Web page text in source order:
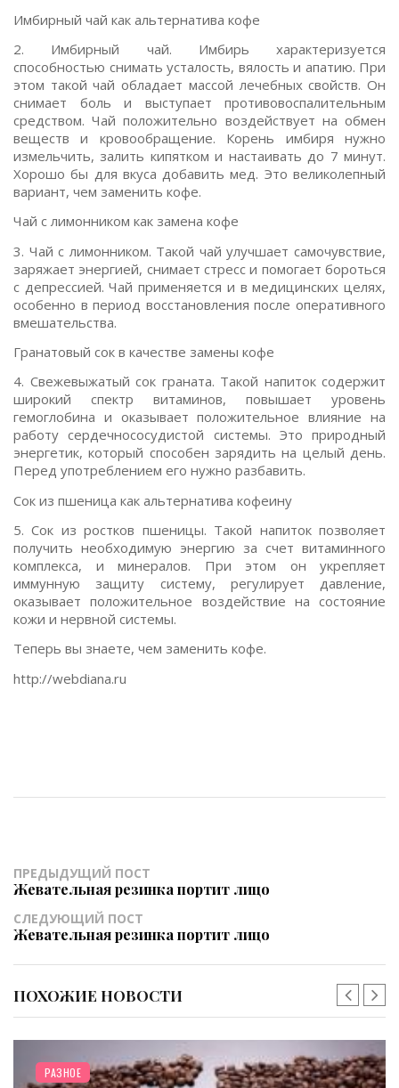
Имбирный чай как альтернатива кофе
2. Имбирный чай. Имбирь характеризуется
способностью снимать усталость, вялость и апатию. При
этом такой чай обладает массой лечебных свойств. Он
снимает боль и выступает противовоспалительным
средством. Чай положительно воздействует на обмен
веществ и кровообращение. Корень имбиря нужно
измельчить, залить кипятком и настаивать до 7 минут.
Хорошо бы для вкуса добавить мед. Это великолепный
вариант, чем заменить кофе.
Чай с лимонником как замена кофе
3. Чай с лимонником. Такой чай улучшает самочувствие,
заряжает энергией, снимает стресс и помогает бороться
с депрессией. Чай применяется и в медицинских целях,
особенно в период восстановления после оперативного
вмешательства.
Гранатовый сок в качестве замены кофе
4. Свежевыжатый сок граната. Такой напиток содержит
широкий спектр витаминов, повышает уровень
гемоглобина и оказывает положительное влияние на
работу сердечнососудистой системы. Это природный
энергетик, который способен зарядить на целый день.
Перед употреблением его нужно разбавить.
Сок из пшеница как альтернатива кофеину
5. Сок из ростков пшеницы. Такой напиток позволяет
получить необходимую энергию за счет витаминного
комплекса, и минералов. При этом он укрепляет
иммунную защиту систему, регулирует давление,
оказывает положительное воздействие на состояние
кожи и нервной системы.
Теперь вы знаете, чем заменить кофе.
http://webdiana.ru
ПРЕДЫДУЩИЙ ПОСТ
Жевательная резинка портит лицо
СЛЕДУЮЩИЙ ПОСТ
Жевательная резинка портит лицо
ПОХОЖИЕ НОВОСТИ
РАЗНОЕ